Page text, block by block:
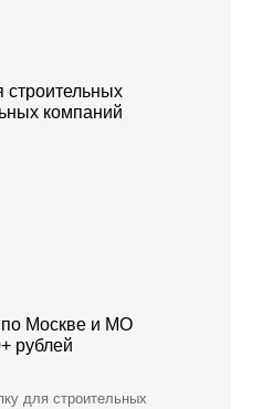
строительных
компаний
по Москве и МО
рублей
для строительных